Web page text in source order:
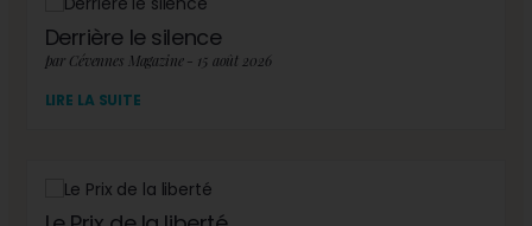
Derrière le silence
par Cévennes Magazine - 15 août 2026
LIRE LA SUITE